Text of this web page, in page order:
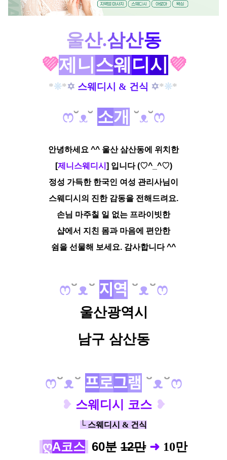
울산.삼산동
💜제니 스웨 디시 💜
*❊*✡ 스웨디시 & 건식 ✡*❊*
ෆ˘ᴥ˘ 소개 ˘ᴥ˘ෆ
안녕하세요 ^^ 울산 삼산동에 위치한
[제니스웨디시 ] 입니다 (♡^_^♡)
정성 가득한 한국인 여성 관리사님이
스웨디시의 진한 감동을 전해드려요.
손님 마주칠 일 없는 프라이빗한
샵에서 지친 몸과 마음에 편안한
쉼을 선물해 보세요. 감사합니다 ^^
ෆ˘ᴥ˘ 지 역 ˘ᴥ˘ෆ
울산광역시
남구 삼산동
ෆ˘ᴥ˘ 프로그램 ˘ᴥ˘ෆ
❥ 스웨디시 코스 ❥
└ 스웨디시 & 건식
ღA코스 60분 12만 ➜ 10만